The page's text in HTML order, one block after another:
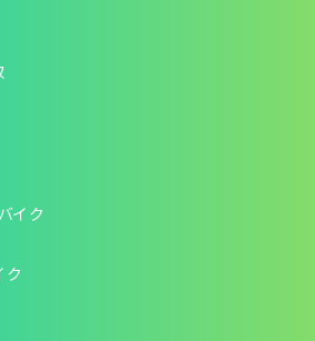
イク